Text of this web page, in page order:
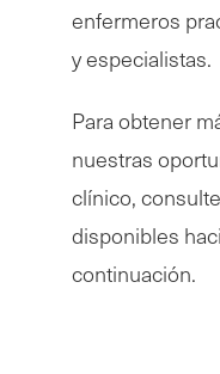
enfermeros
y especialistas.
Para obtener
nuestras
clínico,
disponibles
continuación.